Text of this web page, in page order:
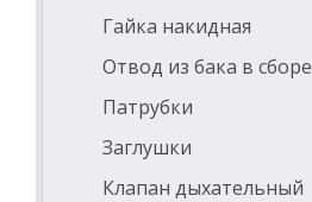
Гайка накидная
Отвод из бака в сборе
Патрубки
Заглушки
Клапан дыхательный